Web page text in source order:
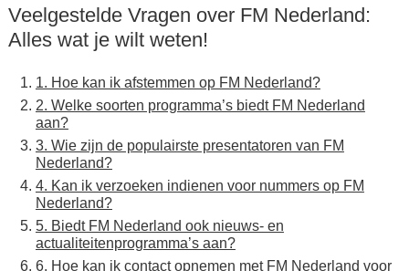
Veelgestelde Vragen over FM Nederland:
Alles wat je wilt weten!
1. Hoe kan ik afstemmen op FM Nederland?
2. Welke soorten programma’s biedt FM Nederland
aan?
3. Wie zijn de populairste presentatoren van FM
Nederland?
4. Kan ik verzoeken indienen voor nummers op FM
Nederland?
5. Biedt FM Nederland ook nieuws- en
actualiteitenprogramma’s aan?
6. Hoe kan ik contact opnemen met FM Nederland voor